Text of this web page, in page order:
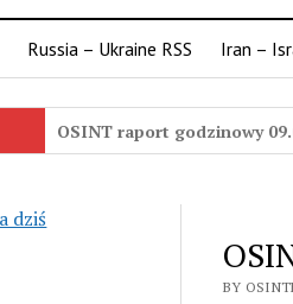
Russia – Ukraine RSS Iran –
OSINT raport godzinowy
dziś
BY